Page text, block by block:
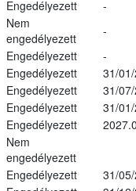
Engedélyezett
-
Nem
engedélyezett
-
Engedélyezett
-
Engedélyezett
31/
Engedélyezett
31/
Engedélyezett
31/
Engedélyezett
Nem
engedélyezett
Engedélyezett
31/